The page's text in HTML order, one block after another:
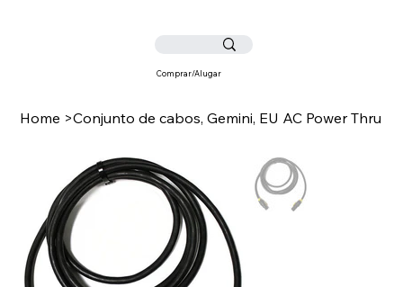
Comprar/Alugar
Home >Conjunto de cabos, Gemini, EU AC Power Thru